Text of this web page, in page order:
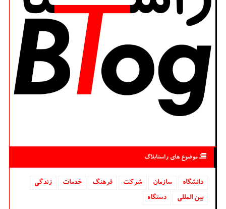
موضوع های راستابلاگ
دانشگاه‌ سازمان شركت فرهنگ خدمات
زندگی
بین المللی
دستگاه